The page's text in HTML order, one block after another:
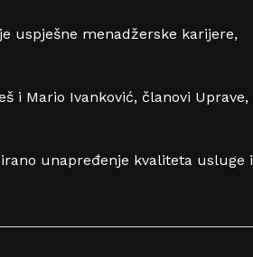
uspješne menadžerske karijere,
i Mario Ivanković, članovi Uprave,
unapređenje kvaliteta usluge i